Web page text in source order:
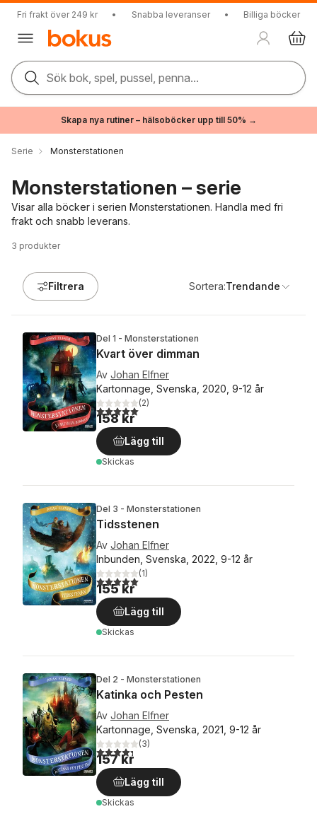
Fri frakt över 249 kr • Snabba leveranser • Billiga böcker
Sök bok, spel, pussel, penna...
Skapa nya rutiner – hälsoböcker upp till 50% →
Serie Monsterstationen
Monsterstationen – serie
Visar alla böcker i serien Monsterstationen. Handla med fri
frakt och snabb leverans.
3 produkter
Filtrera Sortera:Trendande
Del 1 - Monsterstationen
Kvart över dimman
Av Johan Elfner
Kartonnage, Svenska, 2020, 9-12 år
5,0utav 5 stjärnor. Totalt antal röster:
(2)
158 kr
Lägg till
Skickas
Del 3 - Monsterstationen
Tidsstenen
Av Johan Elfner
Inbunden, Svenska, 2022, 9-12 år
5,0utav 5 stjärnor. Totalt antal röster:
(1)
155 kr
Lägg till
Skickas
Del 2 - Monsterstationen
Katinka och Pesten
Av Johan Elfner
Kartonnage, Svenska, 2021, 9-12 år
4,3utav 5 stjärnor. Totalt antal röster:
(3)
157 kr
Lägg till
Skickas